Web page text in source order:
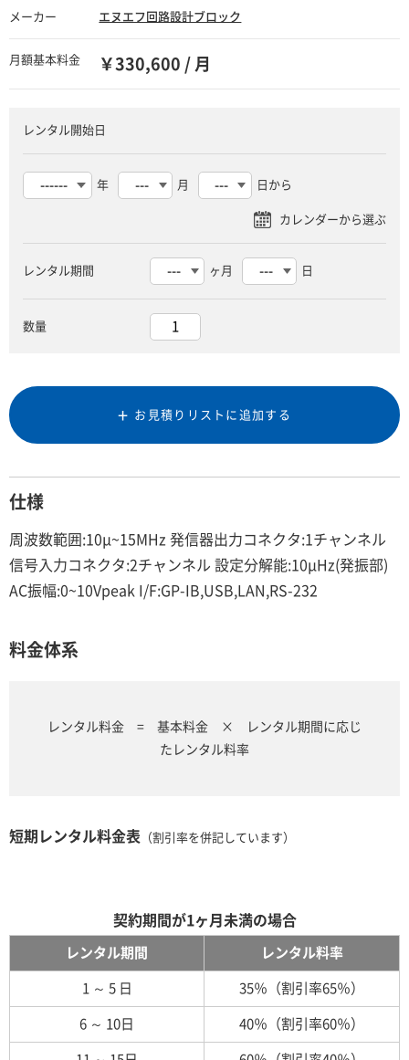
メーカー エヌエフ回路設計ブロック
月額基本料金 ￥330,600 / 月
レンタル開始日
年 月 日から
レンタル期間 ヶ月 日
数量
お見積りリストに追加する
仕様
周波数範囲:10μ~15MHz 発信器出力コネクタ:1チャンネル
信号入力コネクタ:2チャンネル 設定分解能:10μHz(発振部)
AC振幅:0~10Vpeak I/F:GP-IB,USB,LAN,RS-232
料金体系
レンタル料金 = 基本料金 × レンタル期間に応じ
たレンタル料率
短期レンタル料金表 （割引率を併記しています）
契約期間が1ヶ月未満の場合
レンタル期間 レンタル料率
1 ～ 5 日 35％（割引率65％）
6 ～ 10日 40％（割引率60％）